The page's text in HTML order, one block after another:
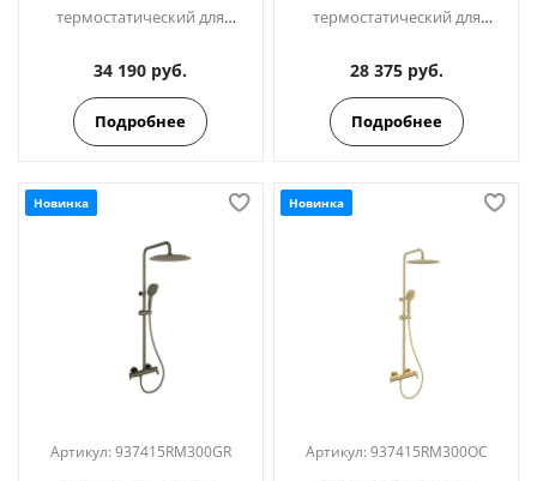
термостатический для
комплектом BLAUTHERM
943404T3
34 190 руб.
Подробнее
термостатический для
комплектом BLAUTHERM
943404BT
28 375 руб.
Подробнее
Новинка
Артикул: 937415RM300GR
Новинка
Артикул: 937415RM300OC